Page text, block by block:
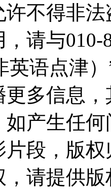
不得非
请与010-
语点津
更多信息
如产生任
片段，版
，请提供